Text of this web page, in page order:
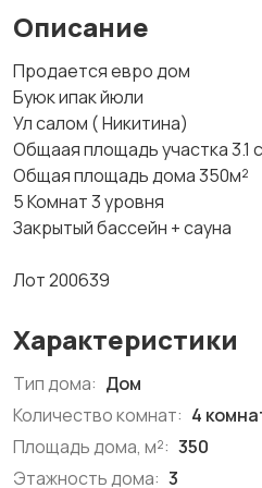
Описание
Продается евро дом
Буюк ипак йюли
Ул салом ( Никитина)
Общаая площадь участка 3.1
Общая площадь дома 350м²
5 Комнат 3 уровня
Закрытый бассейн + сауна
Лот 200639
Характеристики
Тип дома: Дом
Количество комнат: 4
Площадь дома, м²: 350
Этажность дома: 3